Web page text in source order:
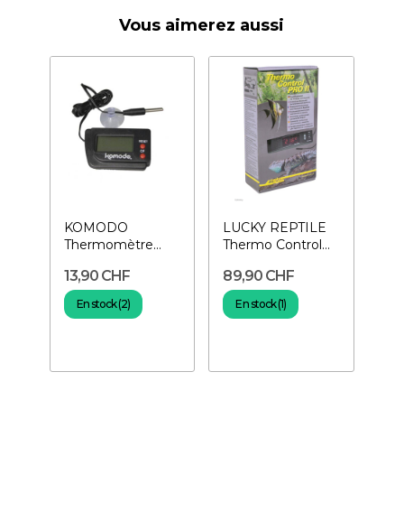
Vous aimerez aussi
KOMODO
Thermomètre
13,90 CHF
En stock (2)
LUCKY REPTILE
Thermo Control
Thermostat pour...
89,90 CHF
En stock (1)